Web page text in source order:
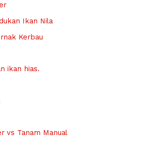
Ikan Nila
Kerbau
ikan hias.
vs Tanam Manual